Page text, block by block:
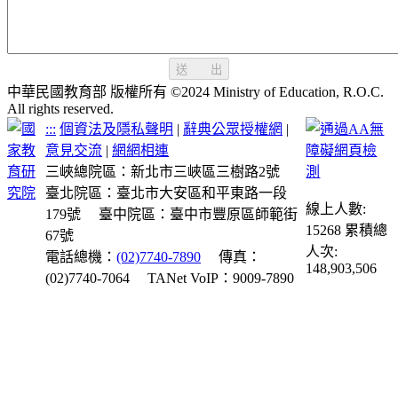
送 出
中華民國教育部 版權所有 ©2024 Ministry of Education, R.O.C.
All rights reserved.
::: 個資法及隱私聲明 | 辭典公眾授權網 |
意見交流 |網網相連
三峽總院區：新北市三峽區三樹路2號
臺北院區：臺北市大安區和平東路一段
179號
臺中院區：臺中市豐原區師範街
67號
電話總機：(02)7740-7890
傳真：
(02)7740-7064
TANet VoIP：9009-7890
線上人數:
15268 累積總
人次:
148,903,506